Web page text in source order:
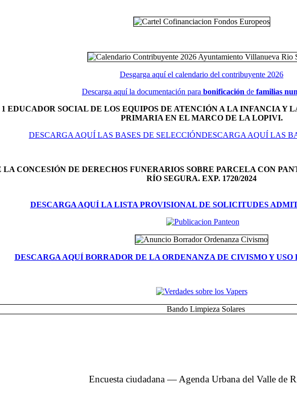
Desgarga aquí el calendario del contribuyente 2026
Descarga aquí la documentación para bonificación de familias
EDUCADOR SOCIAL DE LOS EQUIPOS DE ATENCIÓN A LA INFANCIA Y
PRIMARIA EN EL MARCO DE LA LOPIVI.
DESCARGA AQUÍ LAS BASES DE SELECCIÓNDESCARGA AQUÍ LAS
CONCESIÓN DE DERECHOS FUNERARIOS SOBRE PARCELA CON
RÍO SEGURA. EXP. 1720/2024
DESCARGA AQUÍ LA LISTA PROVISIONAL DE SOLICITUDES
DESCARGA AQUÍ BORRADOR DE LA ORDENANZA DE CIVISMO Y USO
Encuesta ciudadana — Agenda Urbana del Valle de